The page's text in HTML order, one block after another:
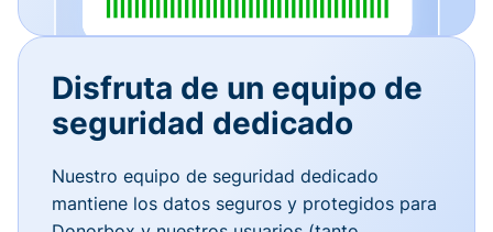
Disfruta de un equipo de
seguridad dedicado
Nuestro equipo de seguridad dedicado
mantiene los datos seguros y protegidos para